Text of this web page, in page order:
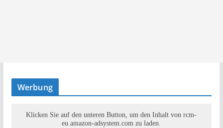
Werbung
Klicken Sie auf den unteren Button, um den Inhalt von rcm-
eu.amazon-adsystem.com zu laden.